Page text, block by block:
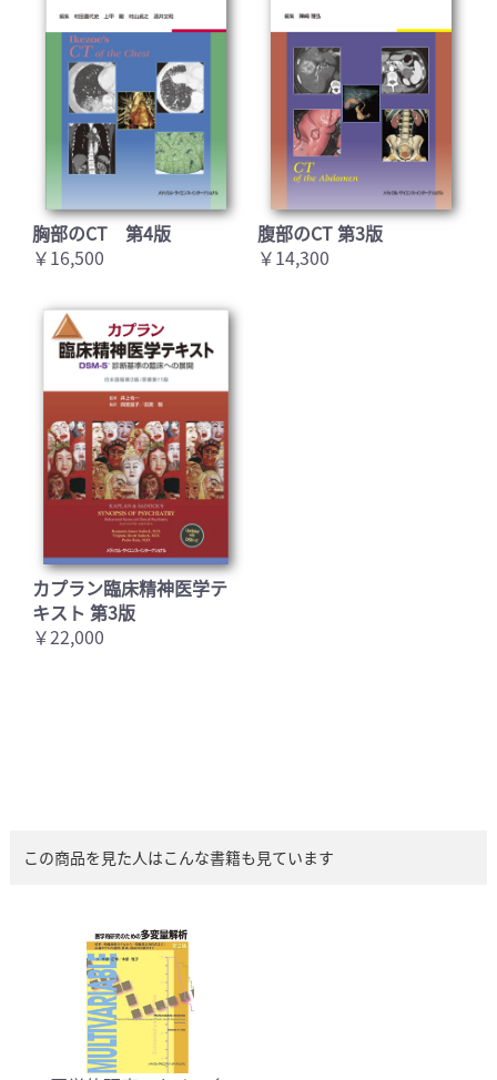
胸部のCT 第4版
￥16,500
腹部のCT 第3版
￥14,300
カプラン臨床精神医学テ
キスト 第3版
￥22,000
この商品を見た人はこんな書籍も見ています